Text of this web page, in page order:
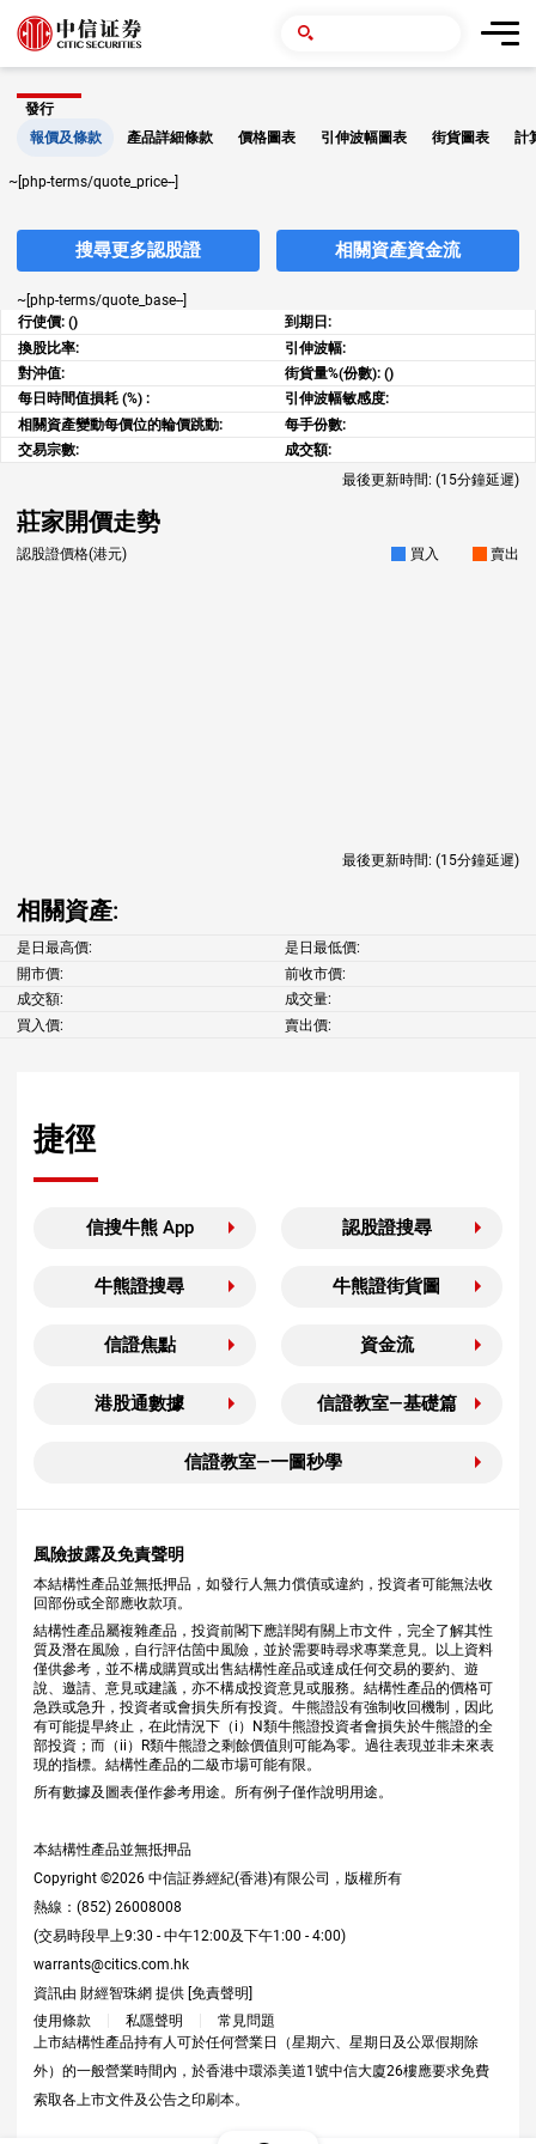
發行
報價及條款
產品詳細條款 價格圖表 引伸波幅圖表 街貨圖表 計
~[php-terms/quote_price--]
搜尋更多認股證 相關資產資金流
~[php-terms/quote_base--]
行使價: ()
到期日:
換股比率:
引伸波幅:
對沖值:
街貨量%(份數): ()
每日時間值損耗 (%) :
引伸波幅敏感度:
相關資產變動每價位的輪價跳動:
每手份數:
交易宗數:
成交額:
最後更新時間: (15分鐘延遲)
莊家開價走勢
認股證價格(港元) 買入 賣出
最後更新時間: (15分鐘延遲)
相關資產:
是日最高價:
是日最低價:
開市價:
前收市價:
成交額:
成交量:
買入價:
賣出價:
捷徑
信搜牛熊 App 認股證搜尋
牛熊證搜尋 牛熊證街貨圖
信證焦點 資金流
港股通數據 信證教室—基礎篇
信證教室—一圖秒學
風險披露及免責聲明
本結構性產品並無抵押品，如發行人無力償債或違約，投資者可能無法收
回部份或全部應收款項。
結構性產品屬複雜產品，投資前閣下應詳閱有關上市文件，完全了解其性
質及潛在風險，自行評估箇中風險，並於需要時尋求專業意見。以上資料
僅供參考，並不構成購買或出售結構性産品或達成任何交易的要約、遊
說、邀請、意見或建議，亦不構成投資意見或服務。結構性產品的價格可
急跌或急升，投資者或會損失所有投資。牛熊證設有強制收回機制，因此
有可能提早終止，在此情況下（i）N類牛熊證投資者會損失於牛熊證的全
部投資；而（ii）R類牛熊證之剩餘價值則可能為零。過往表現並非未來表
現的指標。結構性產品的二級市場可能有限。
所有數據及圖表僅作參考用途。所有例子僅作說明用途。
本結構性產品並無抵押品
Copyright ©2026 中信証券經紀(香港)有限公司，版權所有
熱線：(852) 26008008
(交易時段早上9:30 - 中午12:00及下午1:00 - 4:00)
warrants@citics.com.hk
資訊由 財經智珠網 提供 [免責聲明]
使用條款
私隱聲明
常見問題
上市結構性產品持有人可於任何營業日（星期六、星期日及公眾假期除
外）的一般營業時間內，於香港中環添美道1號中信大廈26樓應要求免費
索取各上市文件及公告之印刷本。